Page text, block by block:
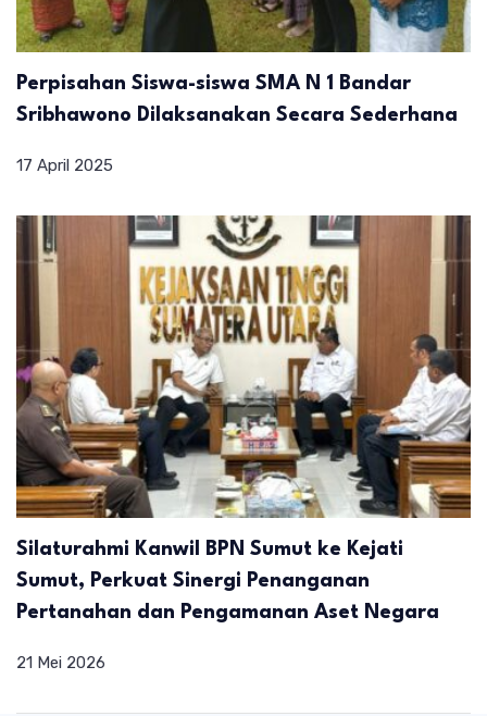
Perpisahan Siswa-siswa SMA N 1 Bandar
Sribhawono Dilaksanakan Secara Sederhana
17 April 2025
Silaturahmi Kanwil BPN Sumut ke Kejati
Sumut, Perkuat Sinergi Penanganan
Pertanahan dan Pengamanan Aset Negara
21 Mei 2026